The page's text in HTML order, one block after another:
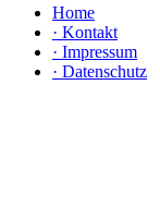
Home
· Kontakt
· Impressum
· Datenschutz